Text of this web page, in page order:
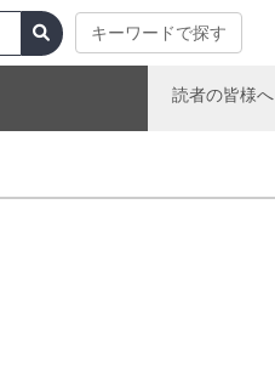
キーワードで探す
読者の皆様へ